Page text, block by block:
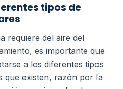
tipos de
requiere del aire del
es importante que
a los diferentes tipos
que existen, razón por la